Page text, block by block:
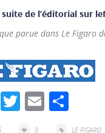
suite de l’éditorial sur
parue dans Le Figaro
Facebook
TwitterEmail
0 LE FIGARO